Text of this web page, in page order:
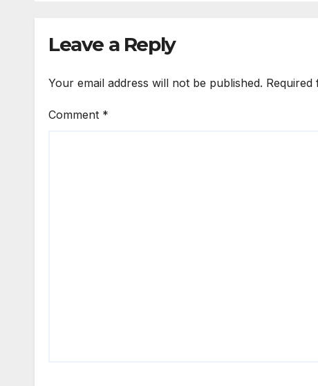
Leave a Reply
Your email address will not be published. Required
Comment *